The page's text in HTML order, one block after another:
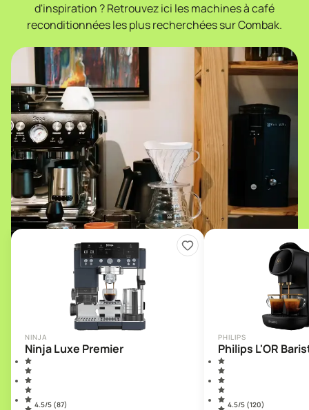
d'inspiration ? Retrouvez ici les machines à café
reconditionnées les plus recherchées sur Combak.
NINJA
Ninja Luxe Premier
4.5/5 (87)
PHILIPS
Philips L'OR
4.5/5 (120)